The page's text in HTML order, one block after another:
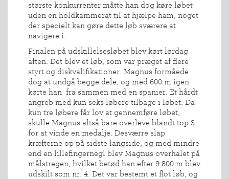
største konkurrenter måtte han dog køre løbet
uden en holdkammerat til at hjælpe ham, noget
der specielt kan gøre dette løb sværere at
navigere i.
Finalen på udskillelsesløbet blev kørt lørdag
aften. Det blev et løb, som var præget af flere
styrt og diskvalifikationer. Magnus formåede
dog at undgå begge dele, og med 600 m igen
kørte han fra sammen med en spanier. Et hårdt
angreb med kun seks løbere tilbage i løbet. Da
kun tre løbere får lov at gennemføre løbet,
skulle Magnus altså bare overleve blandt top 3
for at vinde en medalje. Desværre slap
kræfterne op på sidste langside, og med mindre
end en lillefingernegl blev Magnus overhalet på
målstregen, hvilket betød han efter 9.800 m blev
udskilt som nr. 4. Det var bestemt et flot løb, og